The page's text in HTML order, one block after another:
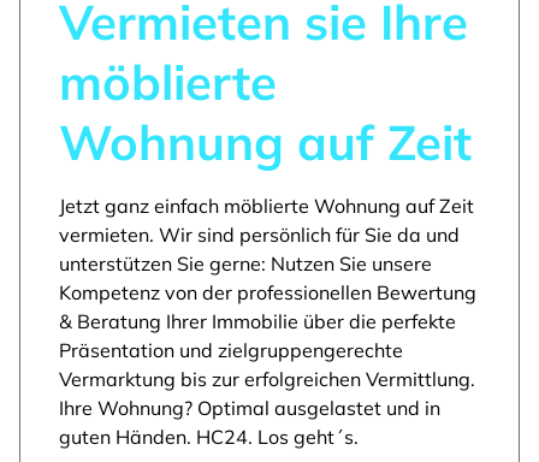
Vermieten sie Ihre
möblierte
Wohnung auf Zeit
Jetzt ganz einfach möblierte Wohnung auf Zeit
vermieten. Wir sind persönlich für Sie da und
unterstützen Sie gerne: Nutzen Sie unsere
Kompetenz von der professionellen Bewertung
& Beratung Ihrer Immobilie über die perfekte
Präsentation und zielgruppengerechte
Vermarktung bis zur erfolgreichen Vermittlung.
Ihre Wohnung? Optimal ausgelastet und in
guten Händen. HC24. Los geht´s.